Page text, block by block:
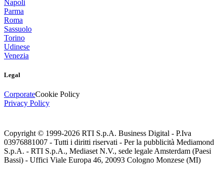
Napoli
Parma
Roma
Sassuolo
Torino
Udinese
Venezia
Legal
CorporateCookie Policy
Privacy Policy
Copyright © 1999-2026 RTI S.p.A. Business Digital - P.Iva
03976881007 - Tutti i diritti riservati - Per la pubblicità Mediamond
S.p.A. - RTI S.p.A., Mediaset N.V., sede legale Amsterdam (Paesi
Bassi) - Uffici Viale Europa 46, 20093 Cologno Monzese (MI)